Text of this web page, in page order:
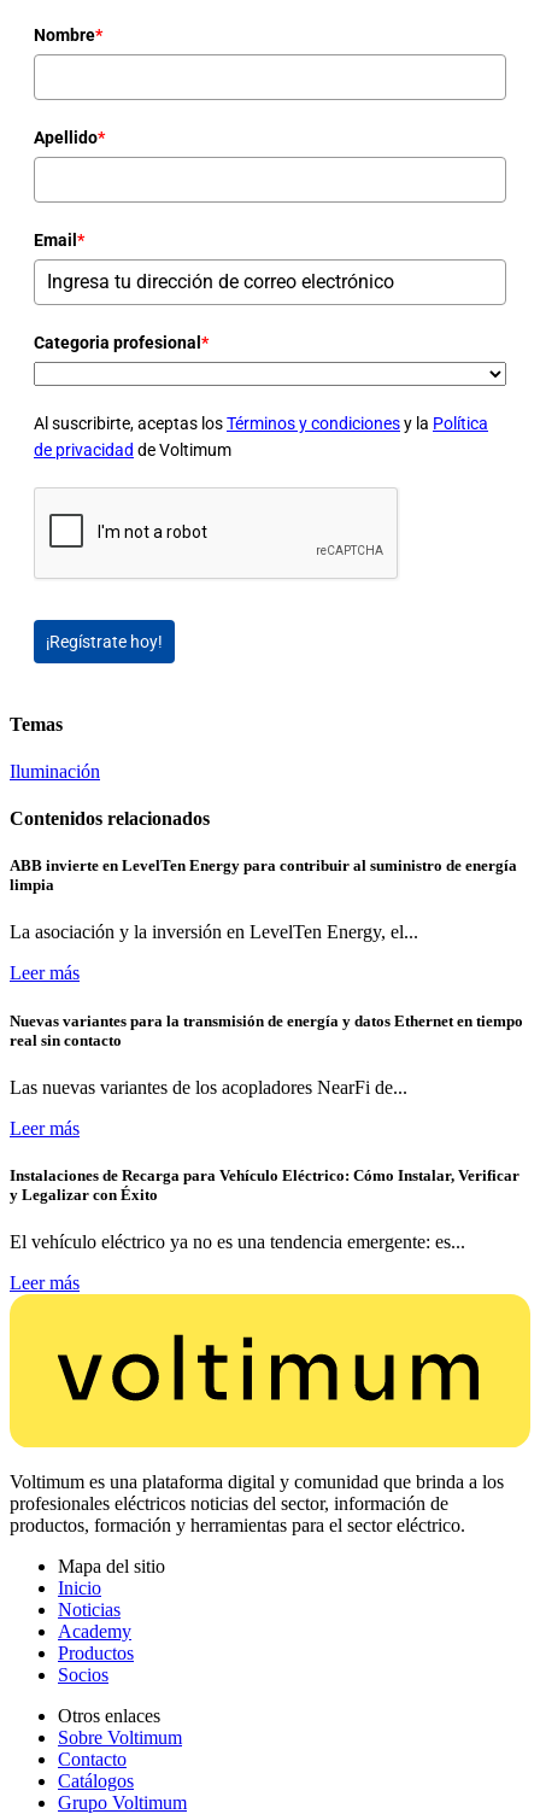
Nombre*
Apellido*
Email *
Categoria profesional *
Al suscribirte, aceptas losTérminos y condicionesy la Política
de privacidad de Voltimum
¡Regístrate hoy!
Temas
Iluminación
Contenidos relacionados
ABB invierte en LevelTen Energy para contribuir al suministro de energía
limpia
La asociación y la inversión en LevelTen Energy, el...
Leer más
Nuevas variantes para la transmisión de energía y datos Ethernet en tiempo
real sin contacto
Las nuevas variantes de los acopladores NearFi de...
Leer más
Instalaciones de Recarga para Vehículo Eléctrico: Cómo Instalar, Verificar
y Legalizar con Éxito
El vehículo eléctrico ya no es una tendencia emergente: es...
Leer más
Voltimum es una plataforma digital y comunidad que brinda a los
profesionales eléctricos noticias del sector, información de
productos, formación y herramientas para el sector eléctrico.
Mapa del sitio
Inicio
Noticias
Academy
Productos
Socios
Otros enlaces
Sobre Voltimum
Contacto
Catálogos
Grupo Voltimum